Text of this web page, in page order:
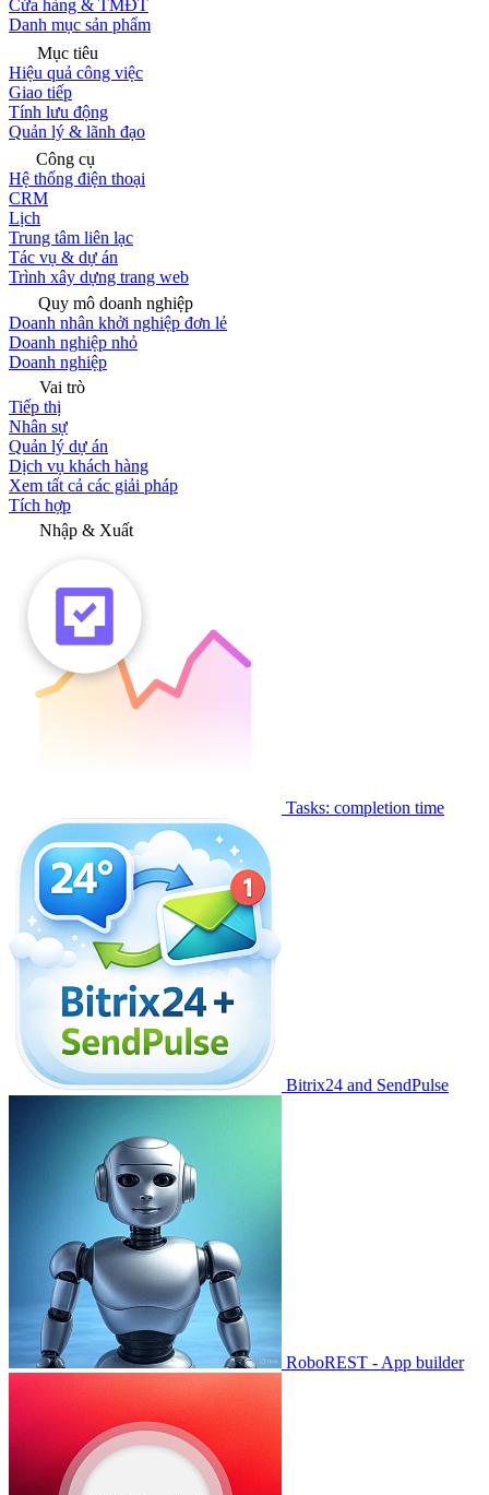
Cửa hàng & TMĐT
Danh mục sản phẩm
Mục tiêu
Hiệu quả công việc
Giao tiếp
Tính lưu động
Quản lý & lãnh đạo
Công cụ
Hệ thống điện thoại
CRM
Lịch
Trung tâm liên lạc
Tác vụ & dự án
Trình xây dựng trang web
Quy mô doanh nghiệp
Doanh nhân khởi nghiệp đơn lẻ
Doanh nghiệp nhỏ
Doanh nghiệp
Vai trò
Tiếp thị
Nhân sự
Quản lý dự án
Dịch vụ khách hàng
Xem tất cả các giải pháp
Tích hợp
Nhập & Xuất
Tasks: completion time
Bitrix24 and SendPulse
RoboREST - App builder